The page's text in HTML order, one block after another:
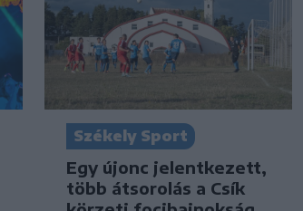
Székely Sport
Egy újonc jelentkezett,
több átsorolás a Csík